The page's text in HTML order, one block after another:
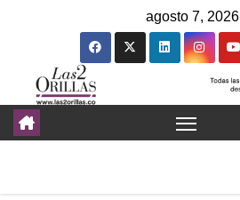
agosto 7, 2026